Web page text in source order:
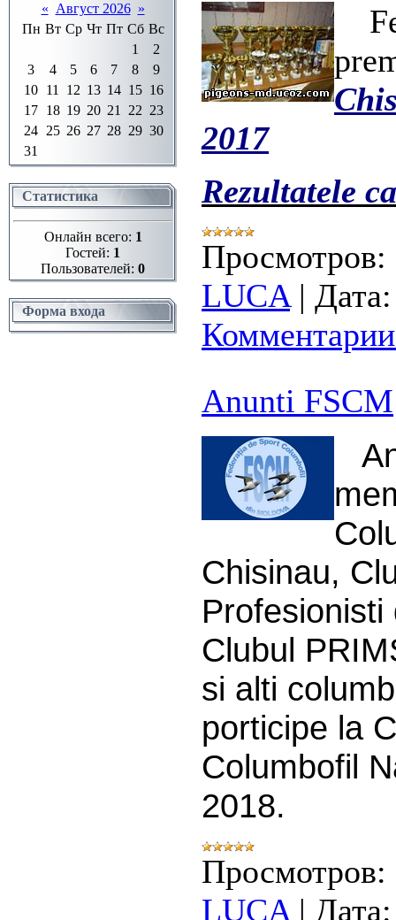
« Август 2026 »
Пн Вт Ср Чт Пт Сб Вс
1
2
3
4 5 6 7 8
9
10 11 12 13 14 15 16
17 18 19 20 21 22 23
24 25 26 27 28 29 30
31
Статистика
Онлайн всего: 1
Гостей: 1
Пользователей: 0
Форма входа
2017
Rezultatele
Просмотров:
LUCA | Дата:
Anunti FSCM
Chisinau,
Clubul
si alti
porticipe la
Columbofil
2018.
Просмотров:
LUCA | Дата: